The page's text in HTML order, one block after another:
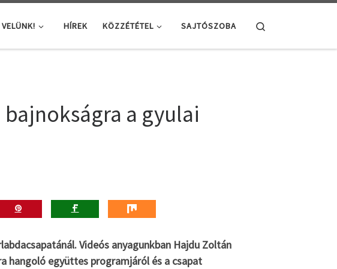
HÍREK KÖZZÉTÉTEL SAJTÓSZOBA
a gyulai
Videós anyagunkban Hajdu Zoltán
hangoló együttes programjáról és a csapat